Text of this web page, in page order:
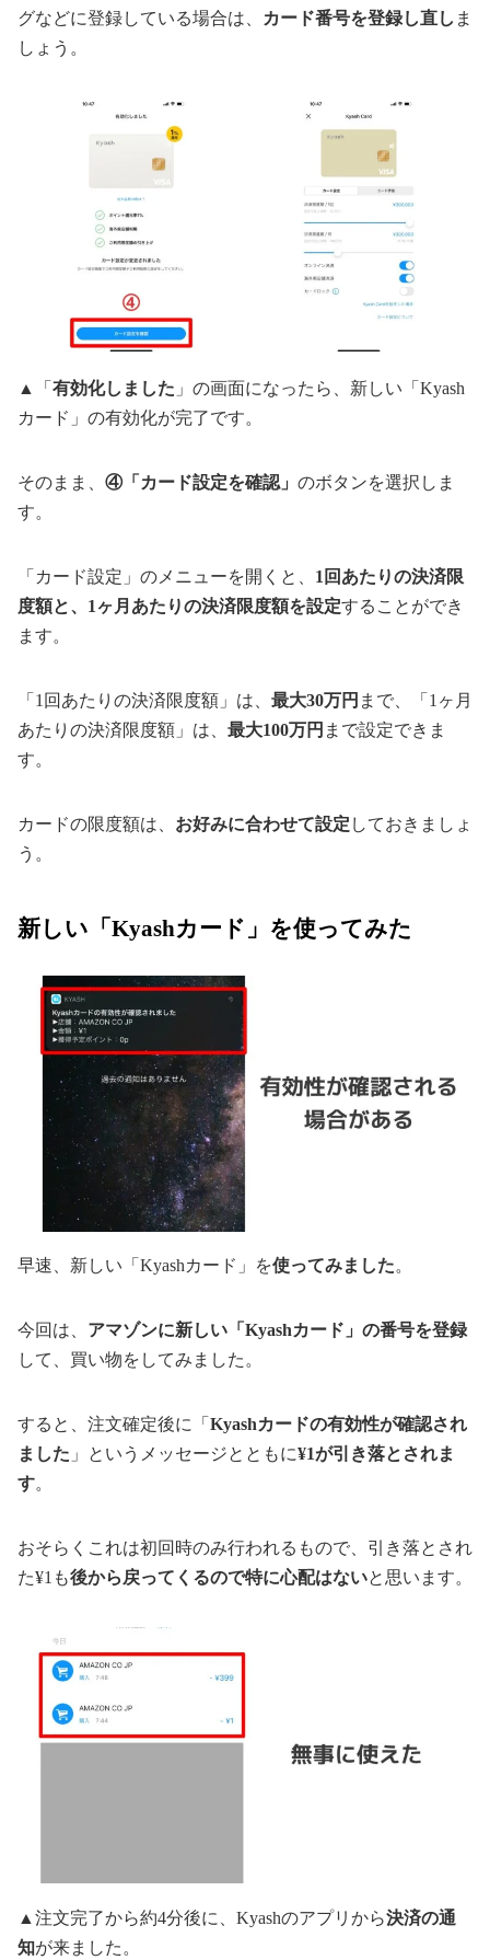
グなどに登録している場合は、
カード番号を登録し直し ま
しょう。
▲「 有効化しました 」の画面になったら、新しい「Kyash
カード」の有効化が完了です。
そのまま、 ④「カード設定を確認」 のボタンを選択しま
す。
「カード設定」のメニューを開くと、 1回あたりの決済限
度額と、1ヶ月あたりの決済限度額を設定することができ
ます。
「1回あたりの決済限度額」は、 最大30万円 まで、「1ヶ月
あたりの決済限度額」は、 最大100万円 まで設定できま
す。
カードの限度額は、 お好みに合わせて設定 しておきましょ
う。
新しい「Kyashカード」を使ってみた
早速、新しい「Kyashカード」を使ってみました。
今回は、 アマゾンに新しい「Kyashカード」の番号を登録
して、買い物をしてみました。
すると、注文確定後に「 Kyashカードの有効性が確認され
ました 」というメッセージとともに¥1が引き落とされま
す。
おそらくこれは初回時のみ行われるもので、引き落とされ
た¥1も後から戻ってくるので特に心配はないと思います。
▲注文完了から約4分後に、Kyashのアプリから決済の通
知が来ました。